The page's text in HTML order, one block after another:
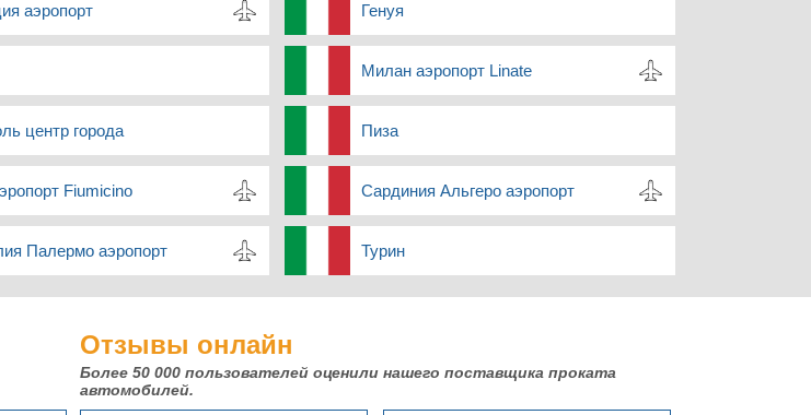
аэропорт Генуя
Милан аэропорт Linate
центр города Пиза
Fiumicino Сардиния Альгеро аэропорт
Палермо аэропорт Турин
Отзывы онлайн
Более 50 000 пользователей оценили нашего поставщика проката
автомобилей.